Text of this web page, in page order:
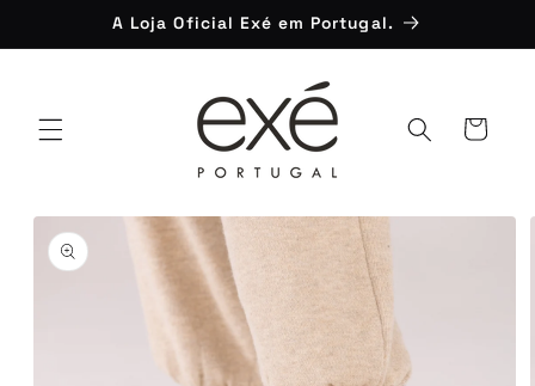
conteúdo
A Loja Oficial Exé em Portugal.
Carrinho
informação
do produto